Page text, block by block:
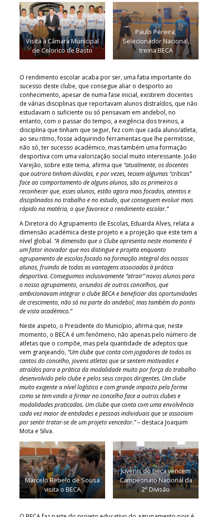
Visita à Câmara Municipal
de Celorico de Basto
Paulo Pereira,
Selecionador Nacional,
treina BECA
O rendimento escolar acaba por ser, uma fatia importante do
sucesso deste clube, que consegue aliar o desporto ao
conhecimento, apesar de numa fase inicial, existirem docentes
de várias disciplinas que reportavam alunos distraídos, que não
estudavam o suficiente ou só pensavam em andebol, no
entanto, com o passar do tempo, a exigência dos treinos, a
disciplina que tinham que seguir, fez com que cada aluno/atleta,
ao seu ritmo, fosse adquirindo ferramentas que lhe permitisse,
não só, ter sucesso académico, mas também uma formação
desportiva com uma valorização social muito interessante. João
Varejão, sobre este tema, afirma que “atualmente, os docentes
que outrora tinham dúvidas, e por vezes, teciam algumas “críticas”
face ao comportamento de alguns alunos, são os primeiros a
reconhecer que, esses alunos, estão agora mais focados, atentos e
disciplinados no trabalho e no estudo, que conseguem evoluir mais
rápido na matéria, o que favorece o rendimento escolar.”
A Diretora do Agrupamento de Escolas, Eduarda Alves, relata a
dimensão académica deste projeto e a projeção que este tem a
nível global. “A dimensão que o Clube apresenta neste momento é
um fator inovador que nos distingue e projeta enquanto
agrupamento de escolas focado na formação integral dos nossos
alunos, fruindo de todas as vantagens associadas à prática
desportiva. Conseguimos inclusivamente “atrair” novos alunos para
o nosso agrupamento, oriundos de outros concelhos, que
ambicionavam integrar o clube BECA e beneficiar das oportunidades
de crescimento, não só na parte do andebol, mas também do ponto
de vista académico.”
Neste aspeto, o Presidente do Município, afirma que, neste
momento, o BECA é um fenómeno, não apenas pelo número de
atletas que o compõe, mas pela quantidade de adeptos que
vem granjeando,“Um clube que conta com jogadores de todos os
cantos do concelho, jovens atletas que se sentem motivados e
atraídos para a prática da modalidade muito por força do trabalho
desenvolvido pelo clube e pelos seus corpos dirigentes. Um clube
muito exigente a nível logístico e com grande impacto pela forma
como se tem vindo a firmar no concelho face a outros clubes e
modalidades praticadas. Um clube que conta com uma envolvência
cada vez maior de entidades e pessoas individuais que se associam
por sentir tratar-se de um projeto vencedor.”– destaca Joaquim
Mota e Silva.
Marcelo Rebelo de Sousa
visita o BECA
Juvenis do Beca vencem
Campeonato Nacional da
2ª Divisão